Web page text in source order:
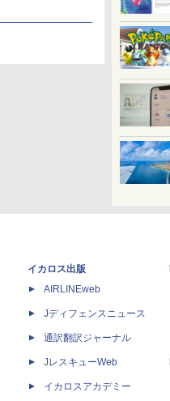
イカロス出版
AIRLINEweb
Jディフェンスニュース
通訳翻訳ジャーナル
JレスキューWeb
イカロスアカデミー